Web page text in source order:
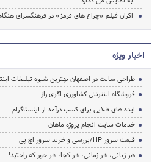
اکران فیلم «چراغ های قرمز» در فرهنگسرای
اخبار ویژه
طراحی سایت در اصفهان بهترین شیوه تبلیغات
فروشگاه اینترنتی کشاورزی اگری راز
ایده های طلایی برای کسب درآمد از اینستاگرام
خدمات سایت انجام پروژه ماهان
قیمت سرور HP/بررسی و خرید سرور اچ پی
هر زبانی، هر زمانی، هر کجا، هر جور که راحتید!